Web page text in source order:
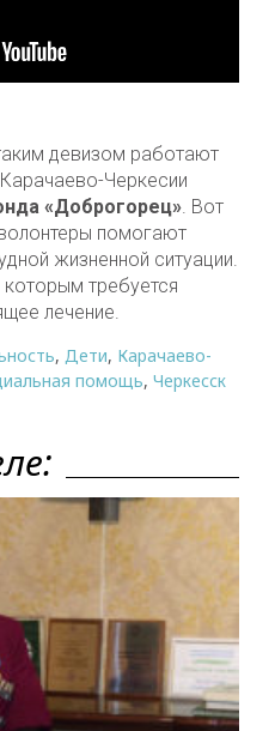
девизом работают
Черкесии
«Доброгорец» . Вот
помогают
жизненной ситуации.
требуется
лечение.
, Дети, Карачаево-
помощь, Черкесск